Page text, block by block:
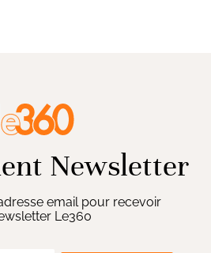
Newsletter
email pour recevoir
Le360